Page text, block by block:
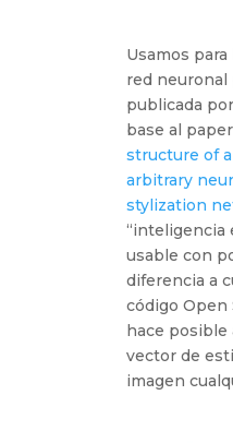
Usamos
red
publicada
base al paper
structure of
arbitrary
stylization
“inteligencia
usable con
diferencia a
código Open
hace posible
vector de
imagen